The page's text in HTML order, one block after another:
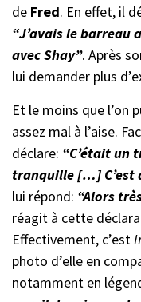
de Fred. En effet, il
“J’avais le barreau
avec Shay”. Après
lui demander plus
Et le moins que l’on
assez mal à l’aise.
déclare: “C’était un
tranquille […] C’est
lui répond: “Alors
réagit à cette
Effectivement, c’est
photo d’elle en
notamment en